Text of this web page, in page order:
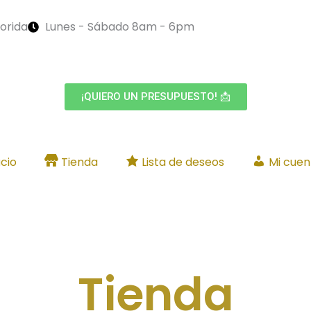
Lunes - Sábado 8am - 6pm
¡QUIERO UN PRESUPUESTO! 📩
Tienda Lista de deseos Mi
Tienda